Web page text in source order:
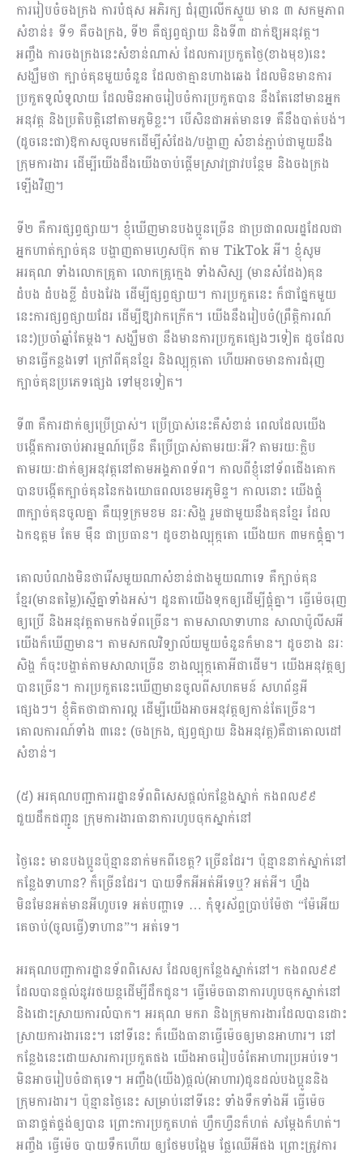
ការរៀបចំចងក្រង ការបំផុស អភិរក្ស ជំរុញលើកស្ទួយ មាន ៣ សកម្មភាព
សំខាន់៖ ទី១ គឺចងក្រង, ទី២ គឺផ្សព្វផ្សាយ និងទី៣ ដាក់ឱ្យអនុវត្ត។
អញ្ចឹង ការចងក្រងនេះសំខាន់ណាស់ ដែលការប្រកួតថ្ងៃ(ខាងមុខ)នេះ
សង្ឃឹមថា​ ក្បាច់គុនមួយចំនួន ដែលថាគ្មានហាងឆេង ដែលមិនមានការ
ប្រកួតទូលំទូលាយ ដែលមិនអាចរៀបចំការប្រកួតបាន នឹងតែនៅមានអ្នក
អនុវត្ត និងប្រតិបត្តិនៅតាមភូមិខ្លះ។ បើសិនជាអត់មានទេ គឺនឹងបាត់បង់។
(ដូចនេះជា)ឱកាសចូលមកដើម្បីសំដែង/បង្ហាញ សំខាន់ភ្ជាប់ជាមួយនឹង
ក្រុមការងារ ដើម្បីយើងដឹងយើងចាប់ផ្ដើមស្រាវជ្រាវបន្ថែម និងចងក្រង
ឡើងវិញ។
ទី២ គឺការផ្សព្វផ្សាយ។ ខ្ញុំឃើញមានបងប្អូនច្រើន ជាប្រជាពលរដ្ឋដែលជា
អ្នកហាត់ក្បាច់គុន បង្ហាញតាមហ្វេសប៊ុក តាម TikTok អី។ ខ្ញុំសូម
អរគុណ ទាំងលោកគ្រូតា ​លោកគ្រូក្មេង ទាំងសិស្ស (មានសំដែង)គុន
ដំបង ដំបងខ្លី ដំបងវែង ដើម្បីផ្សព្វផ្សាយ។ ការប្រកួតនេះ ក៏ជាផ្នែកមួយ
នេះការផ្សព្វផ្សាយដែរ ដើម្បីឱ្យវាកក្រើក។ យើងនឹងរៀបចំ(ព្រឹត្តិការណ៍
នេះ)ប្រចាំឆ្នាំតែម្ដង។ សង្ឃឹមថា នឹងមានការប្រកួតផ្សេងៗទៀត ដូចដែល
មានធ្វើកន្លងទៅ ក្រៅពីគុនខ្មែរ និងល្បុក្កតោ ហើយអាចមានការជំរុញ
ក្បាច់គុនប្រភេទផ្សេង ទៅមុខទៀត។
ទី៣ គឺការដាក់ឲ្យប្រើប្រាស់។ ប្រើប្រាស់នេះគឺសំខាន់ ពេលដែលយើង
បង្កើតការចាប់អារម្មណ៍ច្រើន គឺប្រើប្រាស់តាមរយៈអី? តាមរយៈក្លិប
តាមរយៈដាក់ឲ្យអនុវត្តនៅតាមអង្គភាពទ័ព។ កាលពីខ្ញុំនៅទ័ពជើងគោក
បានបង្កើតក្បាច់គុននៃកងយោធពលខេមរភូមិន្ទ។ កាលនោះ យើងផ្គុំ
៣ក្បាច់គុនចូលគ្នា គឺយុទ្ធក្រមខម នរៈសិង្ហ រួមជាមួយនឹងគុនខ្មែរ ដែល
ឯកឧត្ដម តែម ម៉ឺន ជាប្រធាន។ ដូចខាងល្បុក្កតោ យើងយក ៣មកផ្គុំគ្នា។
គោលបំណងមិនថារើសមួយណាសំខាន់ជាងមួយណាទេ គឺក្បាច់គុន
ខ្មែរ(មានតម្លៃ)ស្មើគ្នាទាំងអស់។ ដូនតាយើងទុកឲ្យដើម្បីផ្គុំគ្នា។ ធ្វើម៉េចរុញ
ឲ្យប្រើ និងអនុវត្តតាមកងទ័ពច្រើន។ តាមសាលាទាហាន សាលាប៉ូលីសអី
យើងក៏ឃើញមាន។ តាមសកលវិទ្យាល័យមួយចំនួនក៏មាន។ ដូចខាង នរៈ
សិង្ហ ក៏ចុះបង្ហាត់តាមសាលាច្រើន ខាងល្បុក្កតោអីជាដើម។ យើងអនុវត្តឲ្យ
បានច្រើន។ ការប្រកួតនេះឃើញមានចូលពីសហគមន៍ សហព័ន្ធអី
ផ្សេងៗ។ ខ្ញុំគិតថាជាការល្អ ដើម្បីយើងអាចអនុវត្តឲ្យកាន់តែច្រើន។
គោលការណ៍ទាំង ៣នេះ (ចងក្រង, ផ្សព្វផ្សាយ និងអនុវត្ត)គឺជាគោលដៅ
សំខាន់។
(៥) អរគុណបញ្ជាការរដ្ឋានទ័ពពិសេសផ្តល់កន្លែងស្នាក់ កងពល៩៩
ជួយដឹកជញ្ជូន ក្រុមការងារធានាការហូបចុកស្នាក់នៅ
ថ្ងៃនេះ មានបងប្អូនប៉ុន្មាននាក់មកពីខេត្ត? ច្រើនដែរ។ ប៉ុន្មាននាក់ស្នាក់នៅ
កន្លែងទាហាន? ក៏ច្រើនដែរ។ បាយទឹកអីអត់អីទេឬ?​ អត់អី។ ហ្នឹង
មិនមែនអត់មានអីហូបទេ អត់បញ្ហាទេ … កុំទូរស័ព្ទប្រាប់ម៉ែថា “ម៉ែអើយ
គេចាប់(ចូលធ្វើ)ទាហាន”។ អត់ទេ។
អរគុណបញ្ជាការដ្ឋានទ័ពពិសេស ដែលឲ្យកន្លែងស្នាក់នៅ។ កងពល៩៩
ដែលបានផ្ដល់នូវរថយន្តដើម្បីដឹកជូន។ ធ្វើម៉េចធានាការហូបចុកស្នាក់នៅ
និងដោះស្រាយការលំបាក។ អរគុណ មករា និងក្រុមការងារដែលបានដោះ
ស្រាយការងារនេះ។ នៅទីនេះ ក៏យើងធានាធ្វើម៉េចឲ្យមានអាហារ។ នៅ
កន្លែងនេះដោយ​សារការប្រកួតផង យើងអាចរៀបចំតែអាហារប្រអប់ទេ។
មិនអាចរៀបចំជាតុទេ។ អញ្ចឹង(យើង)ផ្ដល់(អាហារ)ជូនដល់បងប្អូននិង
ក្រុមការងារ។ ប៉ុន្មានថ្ងៃនេះ សម្រាប់នៅទីនេះ ទាំងទឹកទាំងអី ធ្វើម៉េច
ធានាផ្គត់ផ្គង់ឲ្យបាន ព្រោះការប្រកួតហត់ ហ្វឹកហ្វឺនក៏ហត់ សម្ដែងក៏ហត់។
អញ្ចឹង ធ្វើម៉េច បាយទឹកហើយ ឲ្យថែមបង្អែម ផ្លែឈើអីផង ព្រោះត្រូវការ